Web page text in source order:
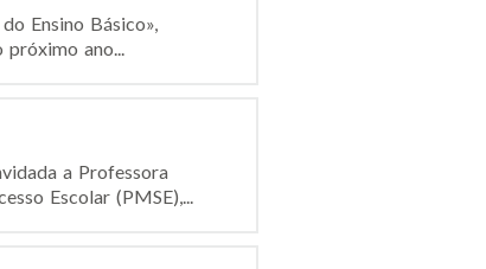
Ensino Básico»,
ano...
a Professora
Escolar (PMSE),...